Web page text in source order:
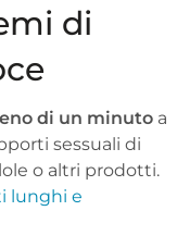
di
di un minutoa
sessuali di
o altri prodotti.
lunghi e